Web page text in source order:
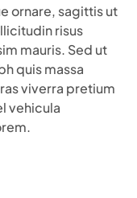
ornare, sagittis ut
risus
mauris. Sed ut
quis massa
viverra pretium
vehicula